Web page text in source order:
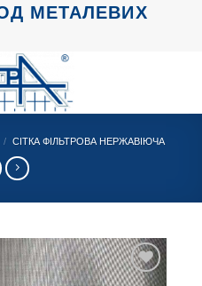
МЕТАЛЕВИХ
/ СІТКА ФІЛЬТРОВА НЕРЖАВІЮЧА